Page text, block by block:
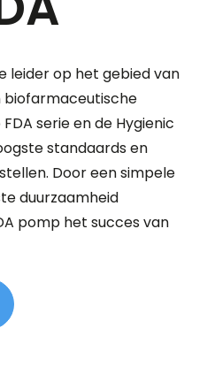
leider op het gebied van
biofarmaceutische
serie en de Hygienic
standaards en
Door een simpele
duurzaamheid
pomp het succes van